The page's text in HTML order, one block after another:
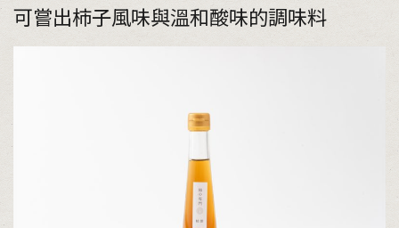
可嘗出柿子風味與溫和酸味的調味料